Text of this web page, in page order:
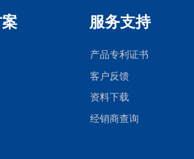
服务支持
产品专利证书
客户反馈
资料下载
经销商查询